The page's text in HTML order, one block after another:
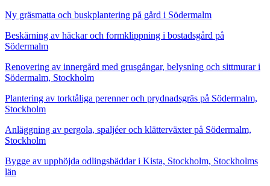
Ny gräsmatta och buskplantering på gård i Södermalm
Beskärning av häckar och formklippning i bostadsgård på
Södermalm
Renovering av innergård med grusgångar, belysning och sittmurar i
Södermalm, Stockholm
Plantering av torktåliga perenner och prydnadsgräs på Södermalm,
Stockholm
Anläggning av pergola, spaljéer och klätterväxter på Södermalm,
Stockholm
Bygge av upphöjda odlingsbäddar i Kista, Stockholm, Stockholms
län